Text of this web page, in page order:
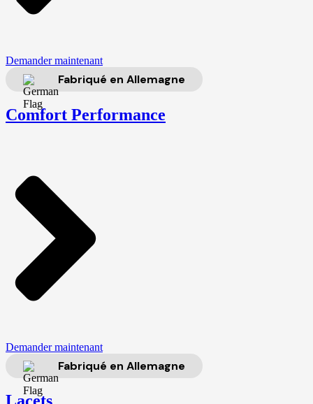
Demander maintenant
Fabriqué en Allemagne
Comfort Performance
Demander maintenant
Fabriqué en Allemagne